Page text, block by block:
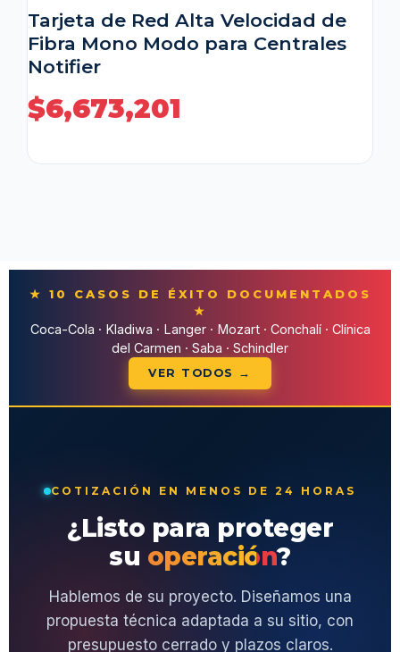
Tarjeta de Red Alta Velocidad de
Fibra Mono Modo para Centrales
Notifier
$6,673,201
★ 10 CASOS DE ÉXITO DOCUMENTADOS
★
Coca-Cola · Kladiwa · Langer · Mozart · Conchalí · Clínica
del Carmen · Saba · Schindler
VER TODOS →
COTIZACIÓN EN MENOS DE 24 HORAS
¿Listo para proteger
su operación?
Hablemos de su proyecto. Diseñamos una
propuesta técnica adaptada a su sitio, con
presupuesto cerrado y plazos claros.